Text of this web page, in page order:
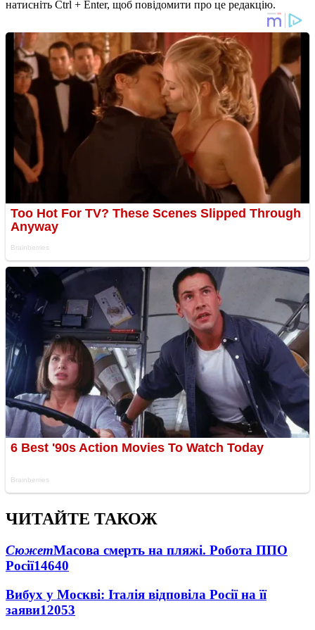
натисніть Ctrl + Enter, щоб повідомити про це редакцію.
ЧИТАЙТЕ ТАКОЖ
СюжетМасова смерть на пляжі. Робота ППО
Росії14640
Вибух у Москві: Італія відповіла Росії на її
заяви12053